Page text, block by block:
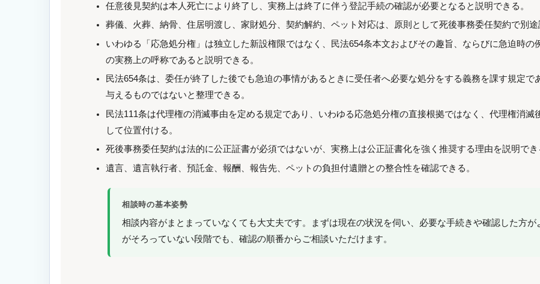
任意後見契約は本人死亡により終了し、実務上は終了に伴う登記手続の確認が必要となると説明できる。
葬儀、火葬、納骨、住居明渡し、家財処分、契約解約、ペット対応は、原則として死後事務委任契約で別途
いわゆる「応急処分権」は独立した新設権限ではなく、民法654条本文およびその趣旨、ならびに急迫時
の実務上の呼称であると説明できる。
民法654条は、委任が終了した後でも急迫の事情があるときに受任者へ必要な処分をする義務を課す規定
与えるものではないと整理できる。
民法111条は代理権の消滅事由を定める規定であり、いわゆる応急処分権の直接根拠ではなく、代理権消滅
して位置付ける。
死後事務委任契約は法的に公正証書が必須ではないが、実務上は公正証書化を強く推奨する理由を説明でき
遺言、遺言執行者、預託金、報酬、報告先、ペットの負担付遺贈との整合性を確認できる。
相談時の基本姿勢
相談内容がまとまっていなくても大丈夫です。まずは現在の状況を伺い、必要な手続きや確認した方
がそろっていない段階でも、確認の順番からご相談いただけます。